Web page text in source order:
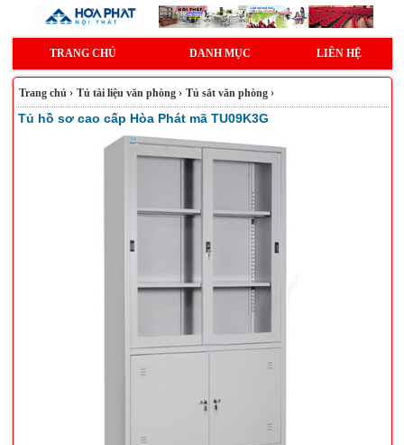
TRANG CHỦ DANH MỤC LIÊN HỆ
Trang chủ› Tủ tài liệu văn phòng › Tủ sắt văn phòng ›
Tủ hồ sơ cao cấp Hòa Phát mã TU09K3G